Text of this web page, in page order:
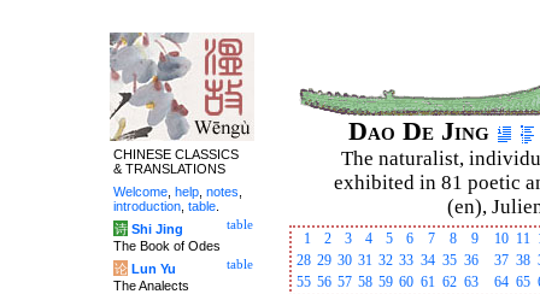
Dao De Jing
The naturalist,
exhibited in 81 poetic
(en),
1 2 3 4 5 6 7 8 9 10 11
28 29 30 31 32 33 34 35 36 37 38
55 56 57 58 59 60 61 62 63 64 65
CHINESE CLASSICS
& TRANSLATIONS
Welcome help notes
introduction table
table
诗 Shi Jing
The Book of Odes
table
论 Lun Yu
The Analects